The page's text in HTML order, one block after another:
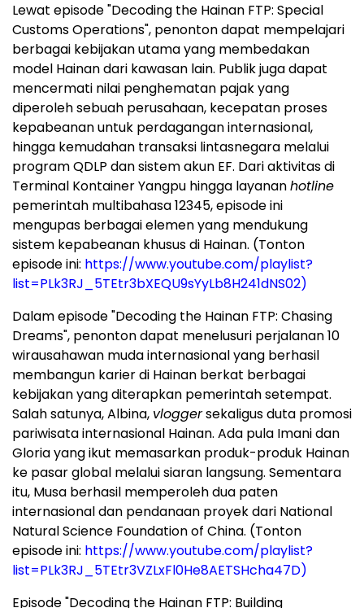
Lewat episode "Decoding the Hainan FTP: Special
Customs Operations", penonton dapat mempelajari
berbagai kebijakan utama yang membedakan
model Hainan dari kawasan lain. Publik juga dapat
mencermati nilai penghematan pajak yang
diperoleh sebuah perusahaan, kecepatan proses
kepabeanan untuk perdagangan internasional,
hingga kemudahan transaksi lintasnegara melalui
program QDLP dan sistem akun EF. Dari aktivitas di
Terminal Kontainer Yangpu hingga layananhotline
pemerintah multibahasa 12345, episode ini
mengupas berbagai elemen yang mendukung
sistem kepabeanan khusus di Hainan. (Tonton
episode ini: https://www.youtube.com/playlist?
list=PLk3RJ_5TEtr3bXEQU9sYyLb8H241dNS02)
Dalam episode "Decoding the Hainan FTP: Chasing
Dreams", penonton dapat menelusuri perjalanan 10
wirausahawan muda internasional yang berhasil
membangun karier di Hainan berkat berbagai
kebijakan yang diterapkan pemerintah setempat.
Salah satunya, Albina, vloggersekaligus duta promosi
pariwisata internasional Hainan. Ada pula Imani dan
Gloria yang ikut memasarkan produk-produk Hainan
ke pasar global melalui siaran langsung. Sementara
itu, Musa berhasil memperoleh dua paten
internasional dan pendanaan proyek dari National
Natural Science Foundation of China. (Tonton
episode ini: https://www.youtube.com/playlist?
list=PLk3RJ_5TEtr3VZLxFl0He8AETSHcha47D)
Episode "Decoding the Hainan FTP: Building